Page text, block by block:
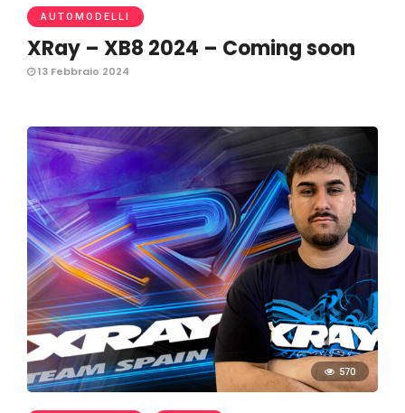
AUTOMODELLI
XRay – XB8 2024 – Coming soon
13 Febbraio 2024
570